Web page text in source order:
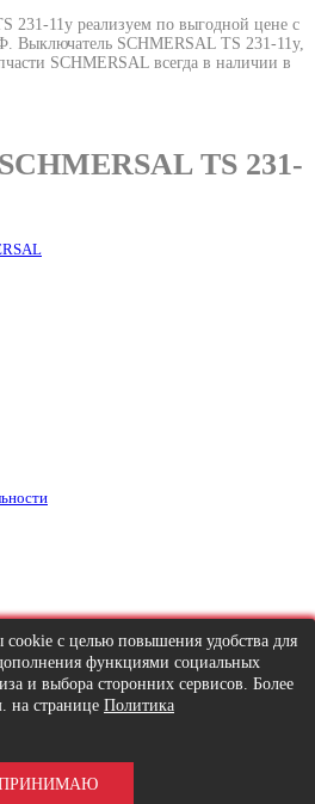
231-11y реализуем по выгодной цене с
Выключатель SCHMERSAL TS 231-11y,
SCHMERSAL всегда в наличии в
TS 231-
mailto:info@apexx.ru
размещенные на данном сайте, носят
при каких обстоятельствах не является
офертой!
cookie с целью повышения удобства для
функциями социальных
и выбора сторонних сервисов. Более
на странице Политика